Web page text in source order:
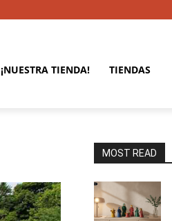
¡NUESTRA TIENDA! TIENDAS
MOST READ